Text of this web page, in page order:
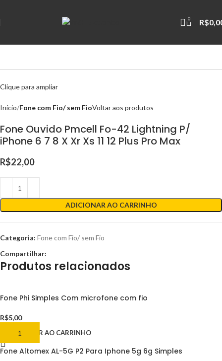
0 R$
Clique para ampliar
Início Fone com Fio/ sem FioVoltar aos produtos
Fone Ouvido Pmcell Fo-42 Lightning P/
iPhone 6 7 8 X Xr Xs 11 12 Plus Pro Max
R$22,00
ADICIONAR AO CARRINHO
Categoria: Fone com Fio/ sem Fio
Compartilhar:
Produtos relacionados
Fone Phi Simples Com microfone com fio
R$5,00
ADICIONAR AO CARRINHO
Fone Altomex AL-5G P2 Para Iphone 5g 6g Simples